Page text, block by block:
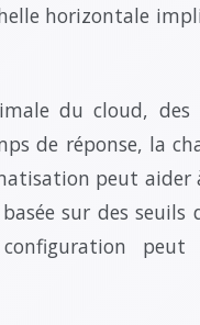
horizontale
du cloud,
de réponse, la
peut
sur des
peut